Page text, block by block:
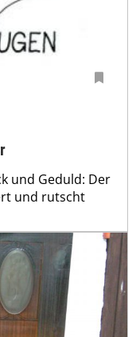
und Geduld: Der
und rutscht